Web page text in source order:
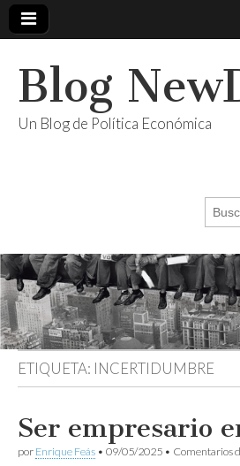
Blog
Un Blog de Política Económica
Buscar:
ETIQUETA: INCERTIDUMBRE
Ser empresario
por Enrique Feás • 09/05/2025 • Comentarios